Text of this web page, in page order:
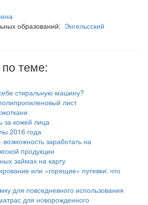
образований: Энгельсский
теме:
стиральную машину?
лист
за кожей лица
2016 года
заработать на
продукции
займах на карту
или «горящие» путевки: что
для повседневного использования
для новорожденного